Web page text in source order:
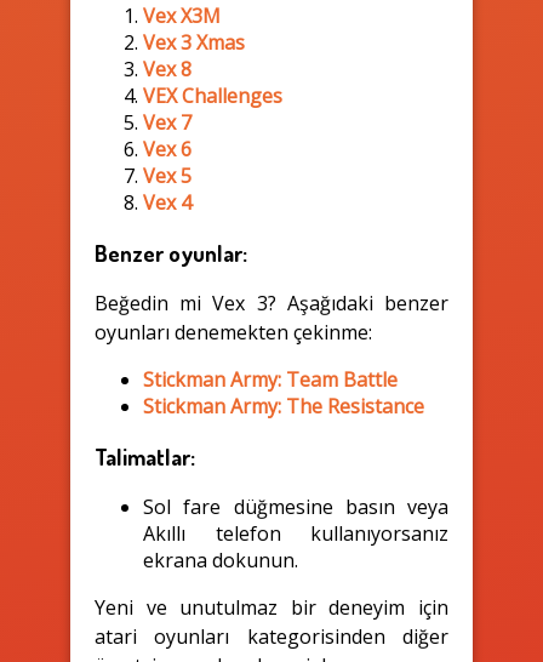
Vex X3M
Vex 3 Xmas
Vex 8
VEX Challenges
Vex 7
Vex 6
Vex 5
Vex 4
Benzer oyunlar:
Beğedin mi Vex 3? Aşağıdaki benzer
oyunları denemekten çekinme:
Stickman Army: Team Battle
Stickman Army: The Resistance
Talimatlar:
Sol fare düğmesine basın veya
Akıllı telefon kullanıyorsanız
ekrana dokunun.
Yeni ve unutulmaz bir deneyim için
atari oyunları kategorisinden diğer